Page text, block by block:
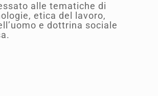
alle tematiche di
etica del lavoro,
e dottrina sociale